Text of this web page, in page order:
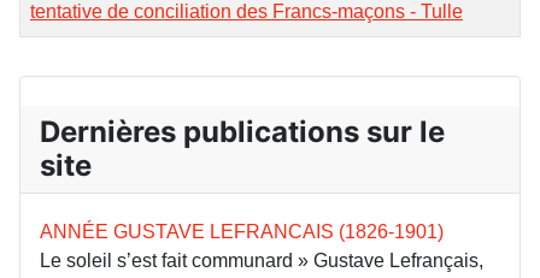
tentative de conciliation des Francs-maçons - Tulle
Dernières publications sur le
site
ANNÉE GUSTAVE LEFRANCAIS (1826-1901)
Le soleil s’est fait communard » Gustave Lefrançais,